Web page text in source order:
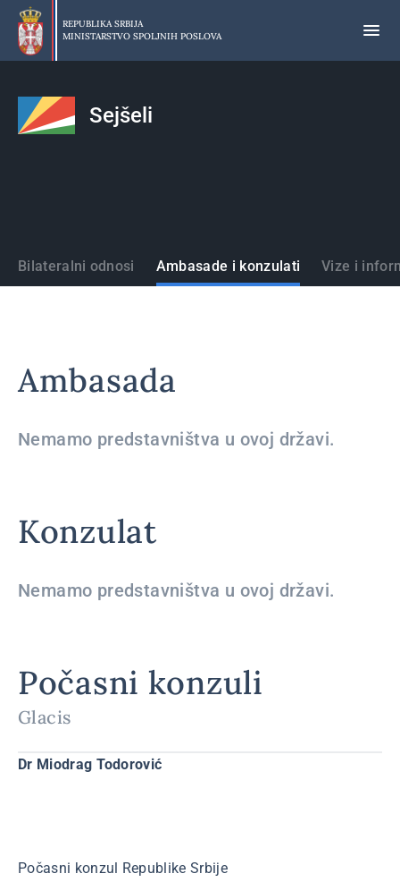
Preskoči
glavni
deo
REPUBLIKA SRBIJA
MINISTARSTVO SPOLJNIH POSLOVA
Sejšeli
Države
Bilateralni odnosi Ambasade i konzulati Vize i
Ambasada
Nemamo predstavništva u ovoj državi.
Konzulat
Nemamo predstavništva u ovoj državi.
Počasni konzuli
Glacis
Dr Miodrag Todorović
Počasni konzul Republike Srbije